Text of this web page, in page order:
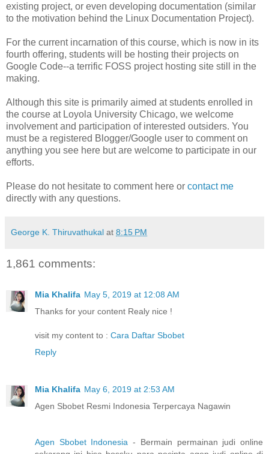
existing project, or even developing documentation (similar
to the motivation behind the Linux Documentation Project).
For the current incarnation of this course, which is now in its
fourth offering, students will be hosting their projects on
Google Code--a terrific FOSS project hosting site still in the
making.
Although this site is primarily aimed at students enrolled in
the course at Loyola University Chicago, we welcome
involvement and participation of interested outsiders. You
must be a registered Blogger/Google user to comment on
anything you see here but are welcome to participate in our
efforts.
Please do not hesitate to comment here or contact me
directly with any questions.
George K. Thiruvathukal at 8:15 PM
1,861 comments:
Mia Khalifa May 5, 2019 at 12:08 AM
Thanks for your content Realy nice !
visit my content to : Cara Daftar Sbobet
Reply
Mia Khalifa May 6, 2019 at 2:53 AM
Agen Sbobet Resmi Indonesia Terpercaya Nagawin
Agen Sbobet Indonesia - Bermain permainan judi online